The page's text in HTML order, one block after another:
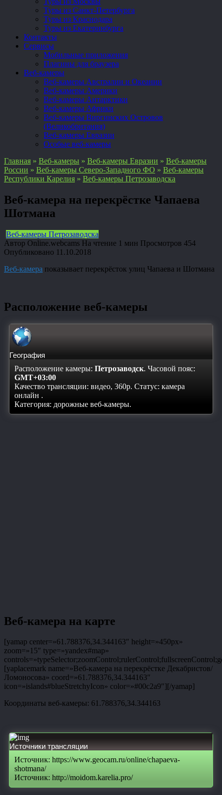
Туры из Санкт-Петербурга
Туры из Краснодара
Туры из Екатеринбурга
Контакты
Сервисы
Мобильные приложения
Плагины для браузера
Веб-камеры
Веб-камеры Австралии и Океании
Веб-камеры Америки
Веб-камеры Антарктики
Веб-камеры Африки
Веб-камеры Виргинских Островов
(Великобритания)
Веб-камеры Евразии
Особые веб-камеры
Главная » Веб-камеры » Веб-камеры Евразии » Веб-камеры
России » Веб-камеры Северо-Западного ФО » Веб-камеры
Республики Карелия » Веб-камеры Петрозаводска
Веб-камера на перекрёстке Чапаева
Шотмана
Веб-камеры Петрозаводска
Автор Online.webcams На чтение 1 мин Просмотров 454
Опубликовано 11.10.2018
Веб-камера показывает перекрёсток улиц Чапаева и Шотмана
Расположение веб-камеры
География
Расположение камеры: Петрозаводск. Часовой пояс:
GMT+03:00
Качество трансляции: видео, 360p. Статус: камера
онлайн .
Категория: дорожные веб-камеры.
Веб-камера на карте
[yamap center=»61.788376,34.344163″ height=»450px»
zoom=»15″ type=»yandex#map»
[yaplacemark name=»Веб-камера на перекрёстке Декабристов/
Ломоносова» coord=»61.788376,34.344163″
icon=»islands#blueStretchyIcon» color=»#00c2a9″][/yamap]
Координаты веб-камеры: 61.788376,34.344163
Источники трансляции
Источник: https://www.geocam.ru/online/chapaeva-
shotmana/
Источник: http://moidom.karelia.pro/